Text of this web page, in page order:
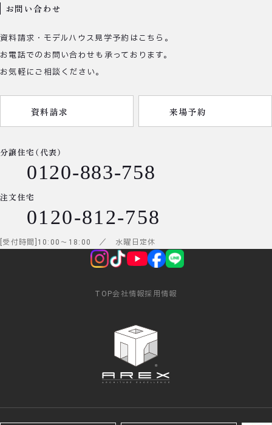
お問い合わせ
資料請求・モデルハウス見学予約はこちら。
お電話でのお問い合わせも承っております。
お気軽にご相談ください。
資料請求 来場予約
分譲住宅（代表）
0120-883-758
注文住宅
0120-812-758
受付時間 10:00 ～ 18:00 ／ 水曜日定休
TOP会社情報採用情報